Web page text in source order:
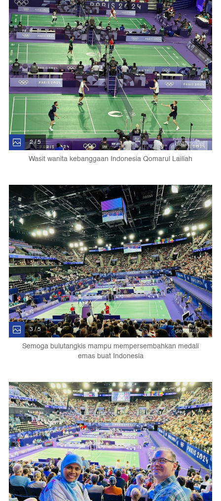
2 / 5
Wasit wanita kebanggaan Indonesia Qomarul Lailiah
3 / 5
Semoga bulutangkis mampu mempersembahkan medali
emas buat Indonesia